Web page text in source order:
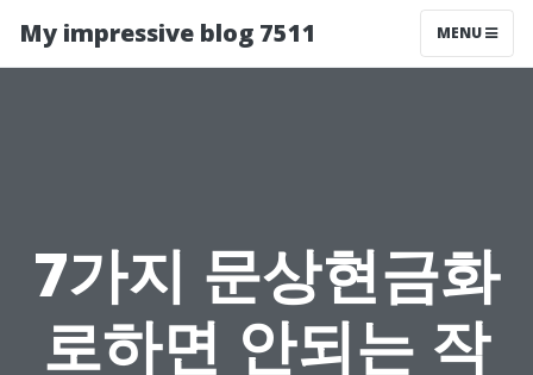
My impressive blog 7511 MENU
7가지 문상현금화
로하면 안되는 작